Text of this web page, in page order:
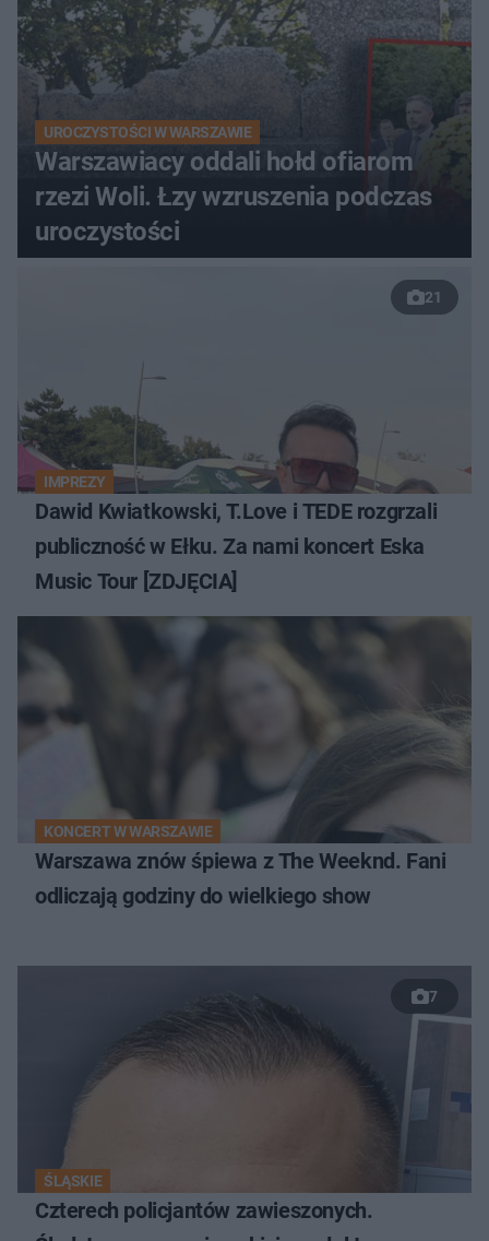
UROCZYSTOŚCI W WARSZAWIE
Warszawiacy oddali hołd ofiarom
rzezi Woli. Łzy wzruszenia podczas
uroczystości
21
IMPREZY
Dawid Kwiatkowski, T.Love i TEDE rozgrzali
publiczność w Ełku. Za nami koncert Eska
Music Tour [ZDJĘCIA]
KONCERT W WARSZAWIE
Warszawa znów śpiewa z The Weeknd. Fani
odliczają godziny do wielkiego show
7
ŚLĄSKIE
Czterech policjantów zawieszonych.